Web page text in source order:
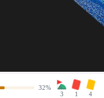
32%
3
1 4